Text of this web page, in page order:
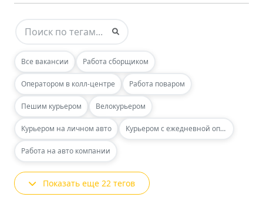
Все вакансии Работа сборщиком
Оператором в колл-центре Работа поваром
Пешим курьером Велокурьером
Курьером на личном авто Курьером с ежедневной оплатой
Работа на авто компании
Показать еще 22 тегов